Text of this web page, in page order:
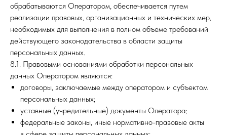
обрабатываются Оператором, обеспечивается путем
реализации правовых, организационных и технических мер,
необходимых для выполнения в полном объеме требований
действующего законодательства в области защиты
персональных данных.
8.1. Правовыми основаниями обработки персональных
данных Оператором являются:
договоры, заключаемые между оператором и субъектом
персональных данных;
уставные (учредительные) документы Оператора;
федеральные законы, иные нормативно-правовые акты